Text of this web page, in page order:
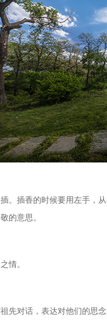
。插香的时候要用左手，
的意思。
情。
先对话，表达对他们的思念